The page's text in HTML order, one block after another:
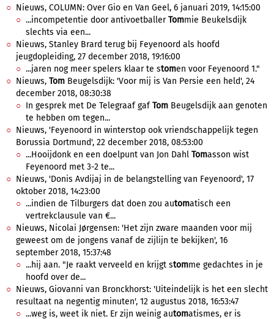
Nieuws, COLUMN: Over Gio en Van Geel, 6 januari 2019, 14:15:00
...incompetentie door antivoetballerTommie Beukelsdijk
slechts via een...
Nieuws, Stanley Brard terug bij Feyenoord als hoofd
jeugdopleiding, 27 december 2018, 19:16:00
...jaren nog meer spelers klaar te stomen voor Feyenoord 1."
Nieuws, Tom Beugelsdijk: 'Voor mij is Van Persie een held', 24
december 2018, 08:30:38
In gesprek met De Telegraaf gafTom Beugelsdijk aan genoten
te hebben om tegen...
Nieuws, 'Feyenoord in winterstop ook vriendschappelijk tegen
Borussia Dortmund', 22 december 2018, 08:53:00
...Hooijdonk en een doelpunt van Jon Dahl Tomasson wist
Feyenoord met 3-2 te...
Nieuws, 'Donis Avdijaj in de belangstelling van Feyenoord', 17
oktober 2018, 14:23:00
...indien de Tilburgers dat doen zou automatisch een
vertrekclausule van €...
Nieuws, Nicolai Jørgensen: 'Het zijn zware maanden voor mij
geweest om de jongens vanaf de zijlijn te bekijken', 16
september 2018, 15:37:48
...hij aan. "Je raakt verveeld en krijgt stomme gedachtes in je
hoofd over de...
Nieuws, Giovanni van Bronckhorst: 'Uiteindelijk is het een slecht
resultaat na negentig minuten', 12 augustus 2018, 16:53:47
...weg is, weet ik niet. Er zijn weinig automatismes, er is